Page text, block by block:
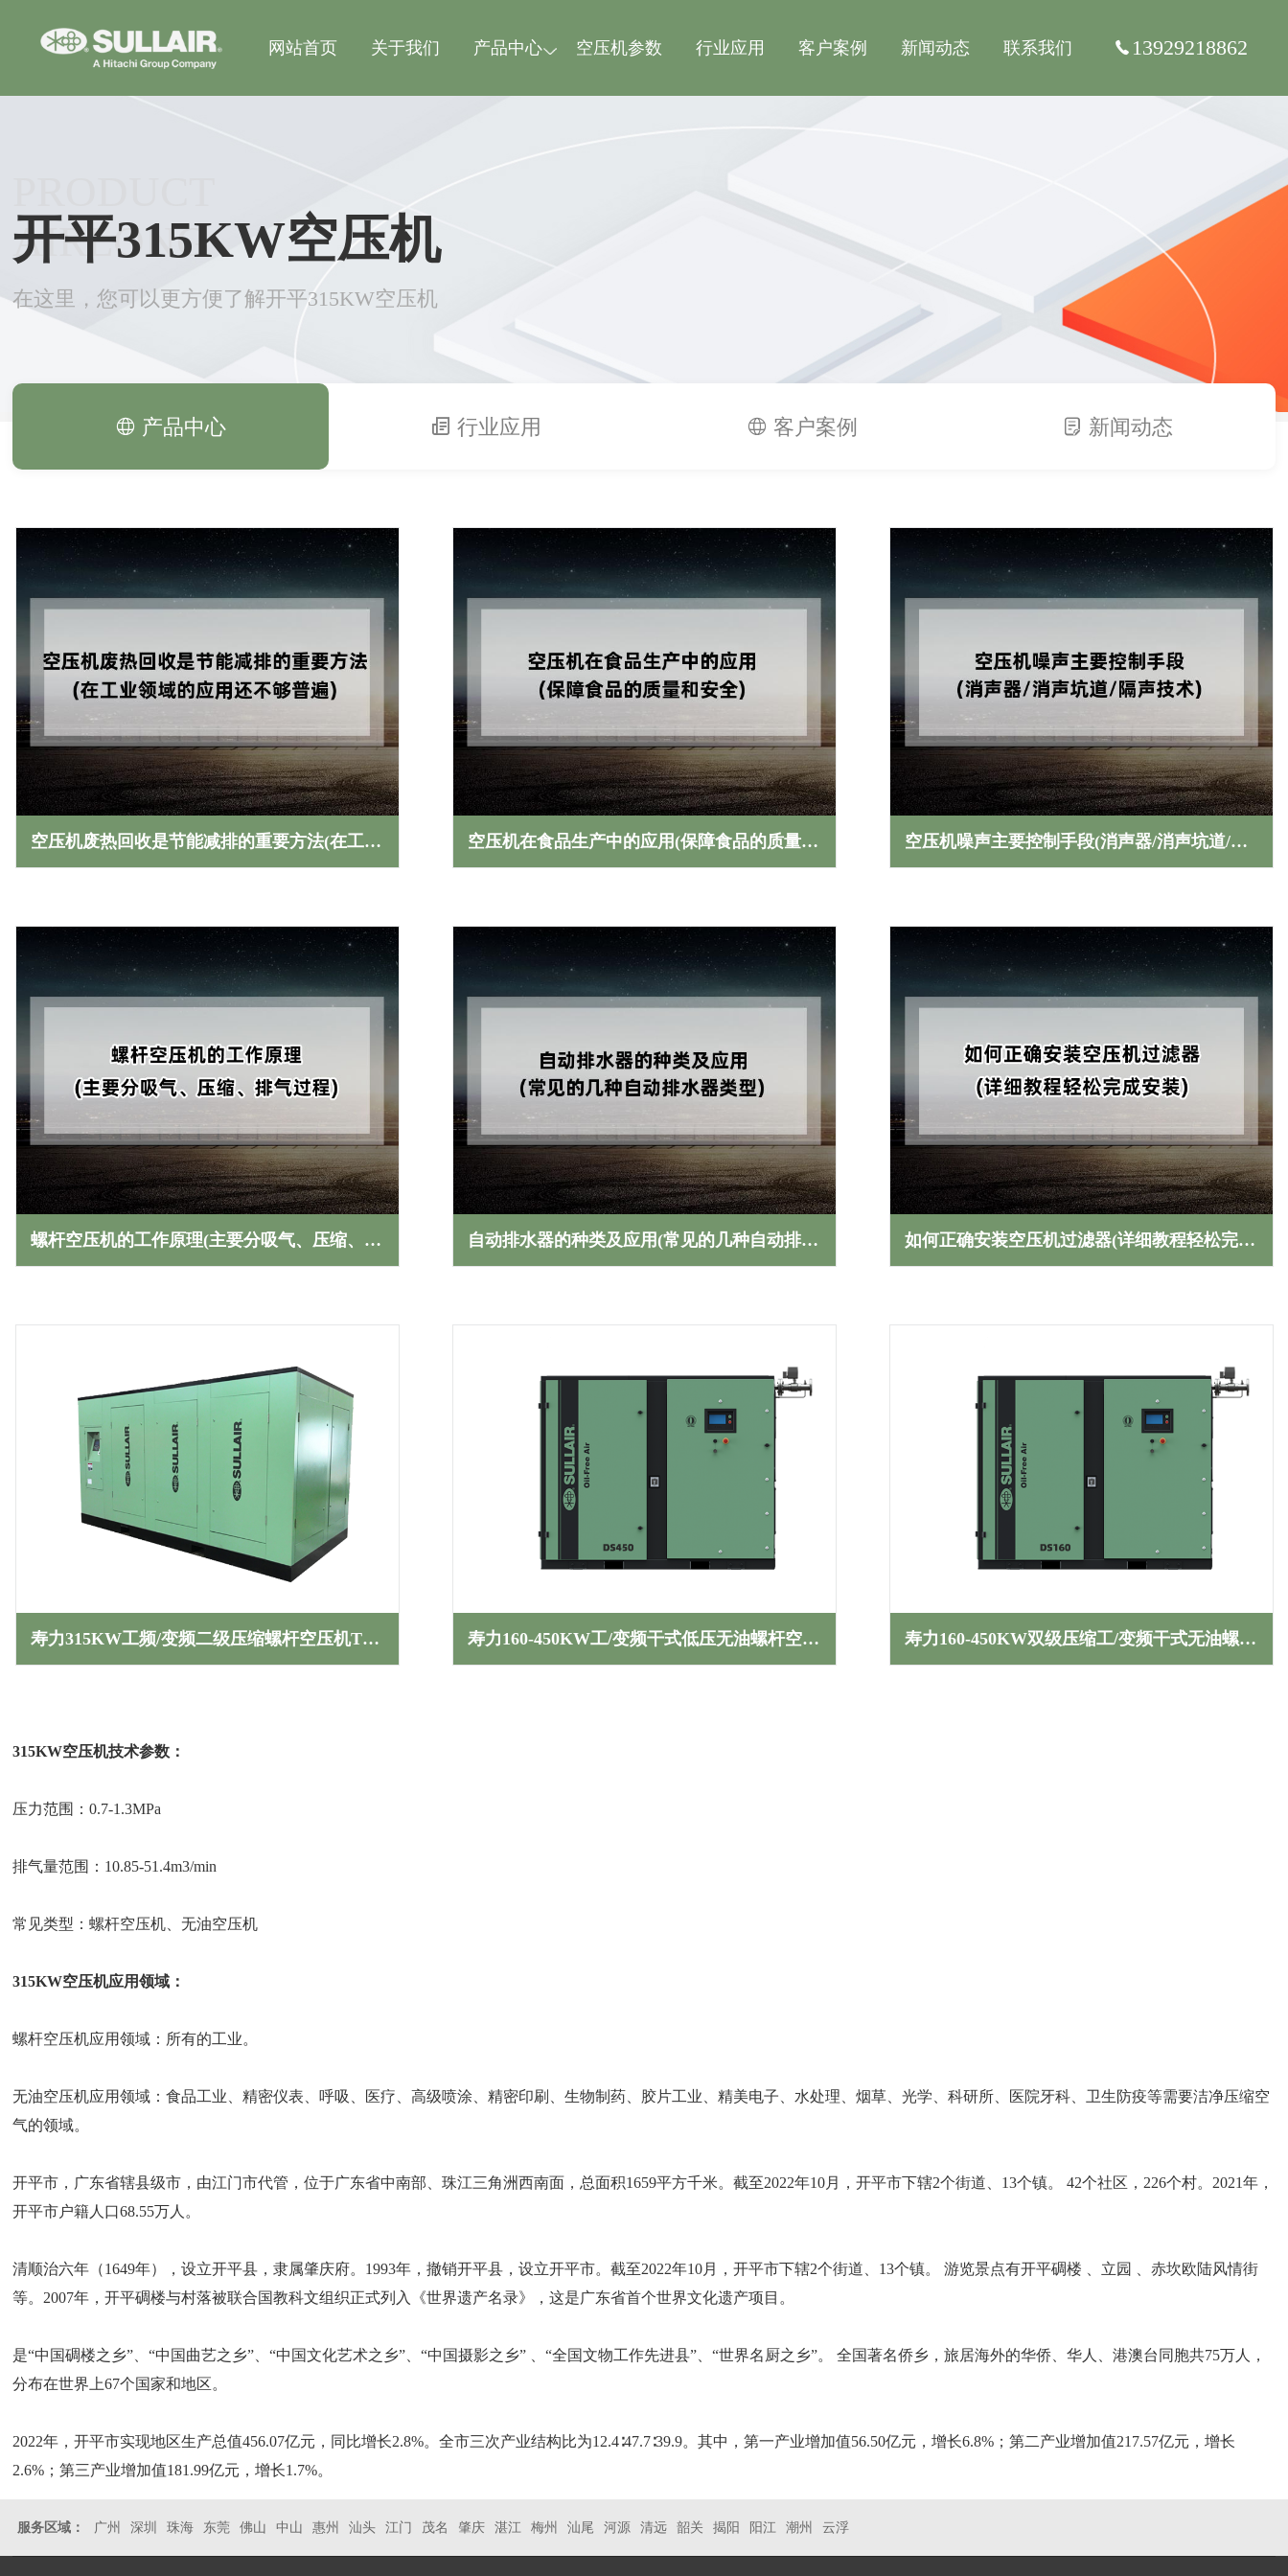
网站首页 关于我们 产品中心 空压机参数 行业应用 客户案例 新闻动态 联系我们 13929218862
AIRLONG
开平315KW空压机
在这里，您可以更方便了解开平315KW空压机
产品中心 行业应用 客户案例 新闻动态
空压机废热回收是节能减排的重要方法(在工业领域的应用还不够普遍) 空压机在食品生产中的应用(保障食品的质量和安全) 空压机噪声主要控制手段(消声器/消声坑道/隔声技术)
螺杆空压机的工作原理(主要分吸气、压缩、排气过程) 自动排水器的种类及应用(常见的几种自动排水器类型) 如何正确安装空压机过滤器(详细教程轻松完成安装)
寿力315KW工频/变频二级压缩螺杆空压机TS系列 寿力160-450KW工/变频干式低压无油螺杆空压机DS系列 寿力160-450KW双级压缩工/变频干式无油螺杆空压机DS系列
315KW空压机技术参数：
压力范围：0.7-1.3MPa
排气量范围：10.85-51.4m3/min
常见类型：螺杆空压机、无油空压机
315KW空压机应用领域：
螺杆空压机应用领域：所有的工业。
无油空压机应用领域：食品工业、精密仪表、呼吸、医疗、高级喷涂、精密印刷、生物制药、胶片工业、精美电子、水处理、烟草、光学、科研所、医院牙科、卫生防疫等需要洁净压缩空
气的领域。
开平市，广东省辖县级市，由江门市代管，位于广东省中南部、珠江三角洲西南面，总面积1659平方千米。截至2022年10月，开平市下辖2个街道、13个镇。 42个社区，226个村。2021年，
开平市户籍人口68.55万人。
清顺治六年（1649年），设立开平县，隶属肇庆府。1993年，撤销开平县，设立开平市。截至2022年10月，开平市下辖2个街道、13个镇。 游览景点有开平碉楼 、立园 、赤坎欧陆风情街
等。2007年，开平碉楼与村落被联合国教科文组织正式列入《世界遗产名录》，这是广东省首个世界文化遗产项目。
是“中国碉楼之乡”、“中国曲艺之乡”、“中国文化艺术之乡”、“中国摄影之乡” 、“全国文物工作先进县”、“世界名厨之乡”。 全国著名侨乡，旅居海外的华侨、华人、港澳台同胞共75万人，
分布在世界上67个国家和地区。
2022年，开平市实现地区生产总值456.07亿元，同比增长2.8%。全市三次产业结构比为12.4∶47.7∶39.9。其中，第一产业增加值56.50亿元，增长6.8%；第二产业增加值217.57亿元，增长
2.6%；第三产业增加值181.99亿元，增长1.7%。
服务区域： 广州 深圳 珠海 东莞 佛山 中山 惠州 汕头 江门 茂名 肇庆 湛江 梅州 汕尾 河源 清远 韶关 揭阳 阳江 潮州 云浮